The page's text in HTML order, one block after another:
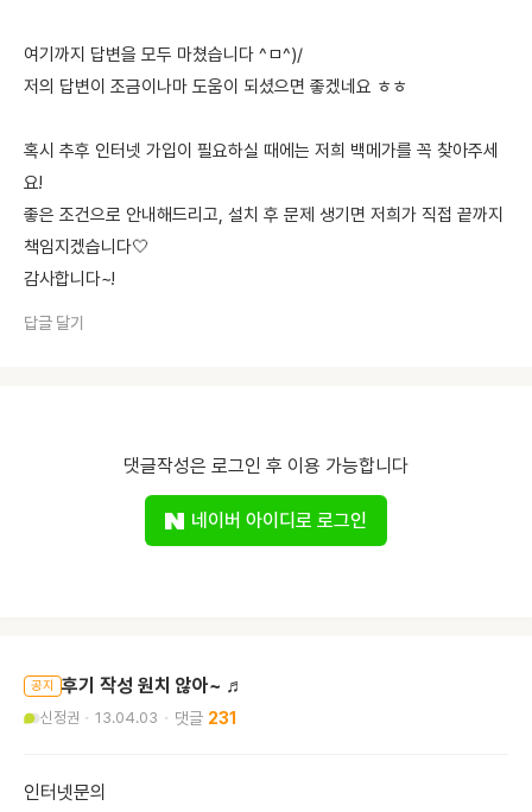
여기까지 답변을 모두 마쳤습니다 ^ㅁ^)/
저의 답변이 조금이나마 도움이 되셨으면 좋겠네요 ㅎㅎ
혹시 추후 인터넷 가입이 필요하실 때에는 저희 백메가를 꼭 찾아주세
요!
좋은 조건으로 안내해드리고, 설치 후 문제 생기면 저희가 직접 끝까지
책임지겠습니다🤍
감사합니다~!
답글 달기
댓글작성은 로그인 후 이용 가능합니다
네이버 아이디로 로그인
공지 후기 작성 원치 않아~ ♬
신정권 13.04.03 231
인터넷문의